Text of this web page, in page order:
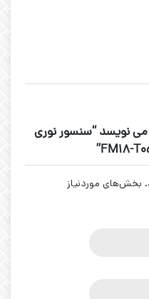
نویسد “سنسور نوری
بخش‌های موردنیاز